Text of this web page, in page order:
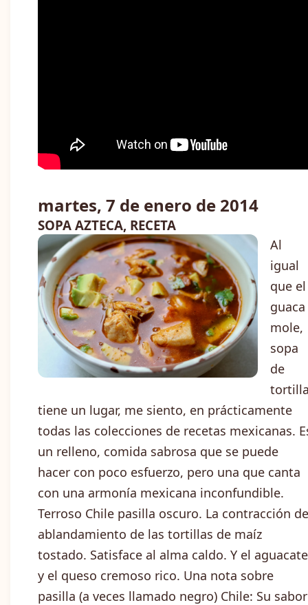
martes, 7 de enero de 2014
SOPA AZTECA, RECETA
Al
igual
que el
guaca
mole,
sopa
de
tiene un lugar, me siento, en prácticamente
todas las colecciones de recetas mexicanas.
un relleno, comida sabrosa que se puede
hacer con poco esfuerzo, pero una que canta
con una armonía mexicana inconfundible.
Terroso Chile pasilla oscuro. La contracción
ablandamiento de las tortillas de maíz
tostado. Satisface al alma caldo. Y el aguacate
y el queso cremoso rico. Una nota sobre
pasilla (a veces llamado negro) Chile: Su sabor